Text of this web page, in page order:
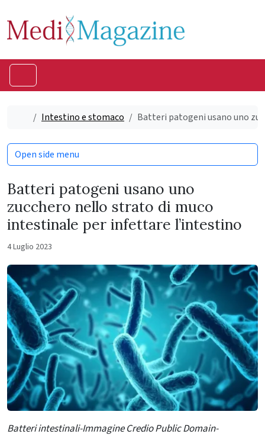
HomeIntestino e stomaco Batteri patogeni usano uno
Batteri patogeni usano uno
zucchero nello strato di muco
intestinale per infettare l’intestino
4 Luglio 2023
Batteri intestinali-Immagine Credio Public Domain-
Open side menu